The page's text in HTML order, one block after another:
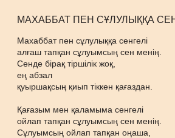
МАХАББАТ ПЕН СҰЛУЛЫҚҚА
Махаббат пен сұлулыққа сенгелі
алғаш тапқан сұлуымсың сен менің.
Сенде бірақ тіршілік жоқ,
ең абзал
қуыршақсың қиып тіккен қағаздан.
Қағазым мен қаламыма сенгелі
ойлап тапқан сұлуымсың сен менің.
Сұлуымсың ойлап тапқан оңаша,